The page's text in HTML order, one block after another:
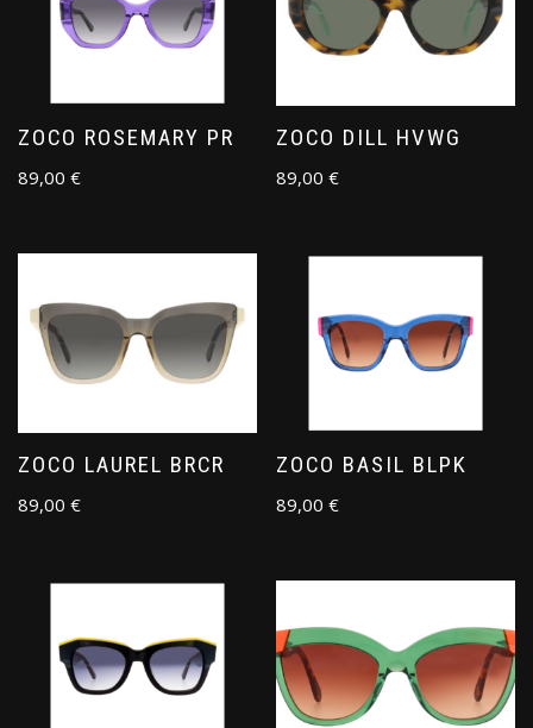
ZOCO ROSEMARY PR
89,00 €
ZOCO DILL HVWG
89,00€
ZOCO LAUREL BRCR
89,00 €
ZOCO BASIL BLPK
89,00€